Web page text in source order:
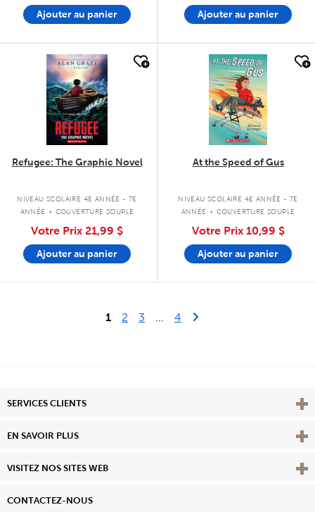
Ajouter au panier Ajouter au panier
quick look
Refugee: The Graphic Novel
NIVEAU SCOLAIRE 4E ANNÉE - 7E
ANNÉE . COUVERTURE SOUPLE
Votre Prix 21,99 $
Ajouter au panier
quick look
At the Speed of Gus
NIVEAU SCOLAIRE 4E ANNÉE - 7E
ANNÉE . COUVERTURE SOUPLE
Votre Prix 10,99 $
Ajouter au panier
1 2 3 4 Last Page
SERVICES CLIENTS
EN SAVOIR PLUS View
VISITEZ NOS SITES WEB
CONTACTEZ-NOUS